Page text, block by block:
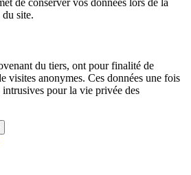
de conserver vos données lors de la
site.
du tiers, ont pour finalité de
visites anonymes. Ces données une fois
pour la vie privée des